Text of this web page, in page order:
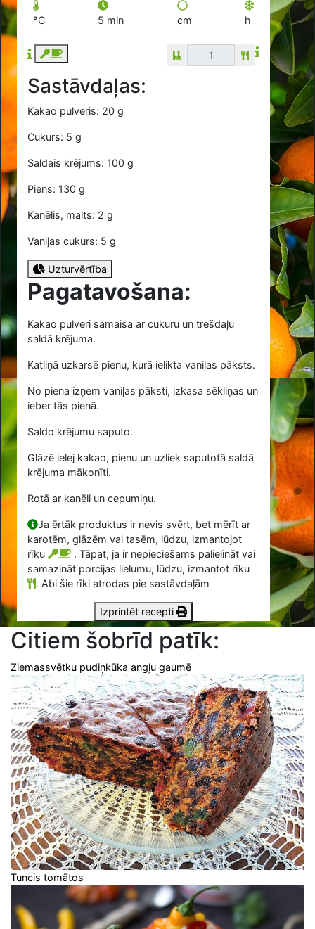
°C 5 min cm h
Sastāvdaļas:
Kakao pulveris: 20 g
Cukurs: 5 g
Saldais krējums: 100 g
Piens: 130 g
Kanēlis, malts: 2 g
Vaniļas cukurs: 5 g
Uzturvērtība
Pagatavošana:
Kakao pulveri samaisa ar cukuru un trešdaļu
saldā krējuma.
Katliņā uzkarsē pienu, kurā ielikta vaniļas pāksts.
No piena izņem vaniļas pāksti, izkasa sēkliņas un
ieber tās pienā.
Saldo krējumu saputo.
Glāzē ielej kakao, pienu un uzliek saputotā saldā
krējuma mākonīti.
Rotā ar kanēli un cepumiņu.
Ja ērtāk produktus ir nevis svērt, bet mērīt ar
karotēm, glāzēm vai tasēm, lūdzu, izmantojot
rīku
. Tāpat, ja ir nepieciešams palielināt vai
samazināt porcijas lielumu, lūdzu, izmantot rīku
. Abi šie rīki atrodas pie sastāvdaļām
Izprintēt recepti
Citiem šobrīd patīk:
Ziemassvētku pudiņkūka angļu gaumē
Tuncis tomātos